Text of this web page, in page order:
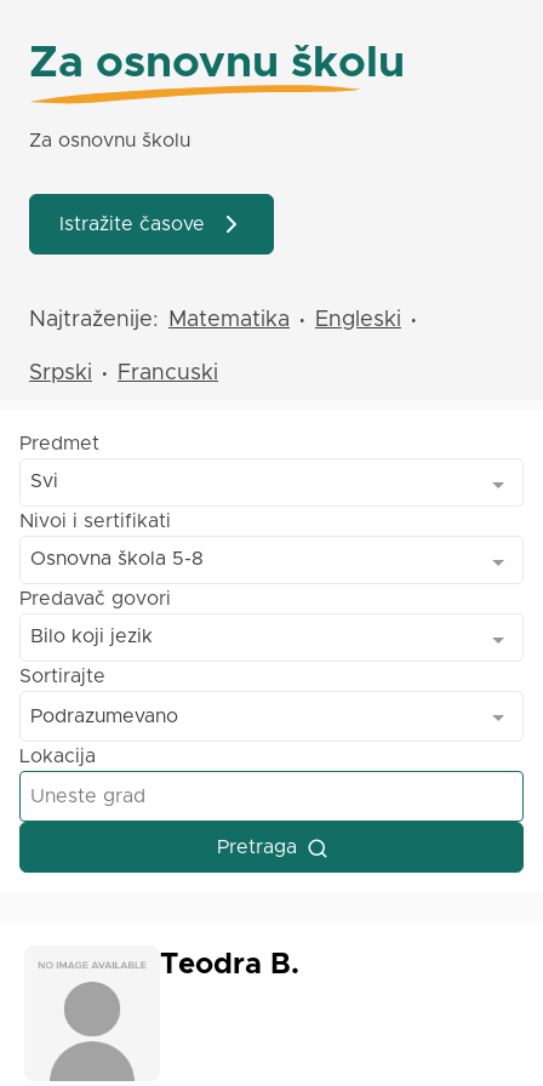
Za osnovnu školu
Za osnovnu školu
Istražite časove
Najtraženije: Matematika • Engleski •
Srpski • Francuski
Predmet
Svi
Nivoi i sertifikati
Osnovna škola 5-8
Predavač govori
Bilo koji jezik
Sortirajte
Podrazumevano
Lokacija
Pretraga
Teodra B.